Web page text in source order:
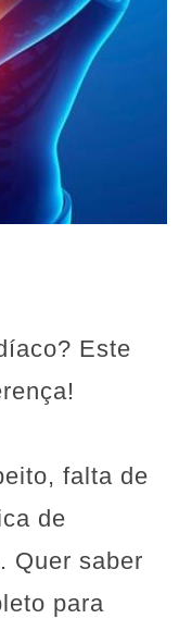
Este
falta de
de
Quer saber
para